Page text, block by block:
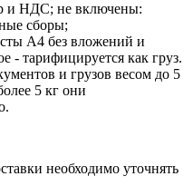
и НДС; не включены:
сборы;
А4 без вложений и
- тарифицируется как груз.
и грузов весом до 5
5 кг они
необходимо уточнять